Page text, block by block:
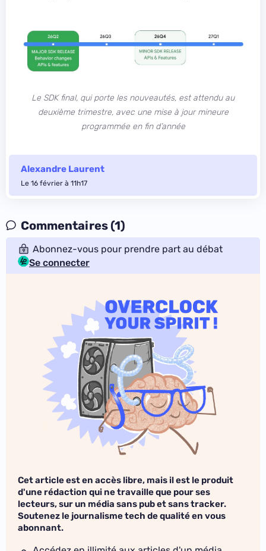
Le SDK final, qui porte les nouveautés, est attendu au
deuxième trimestre, avec une mise à jour mineure
programmée en fin d’année
Alexandre Laurent
Le 16 février à 11h17
Commentaires (1)
Abonnez-vous pour prendre part au débat
Se connecter
Cet article est en accès libre, mais il est le produit
d'une rédaction qui ne travaille que pour ses
lecteurs, sur un média sans pub et sans tracker.
Soutenez le journalisme tech de qualité en vous
abonnant.